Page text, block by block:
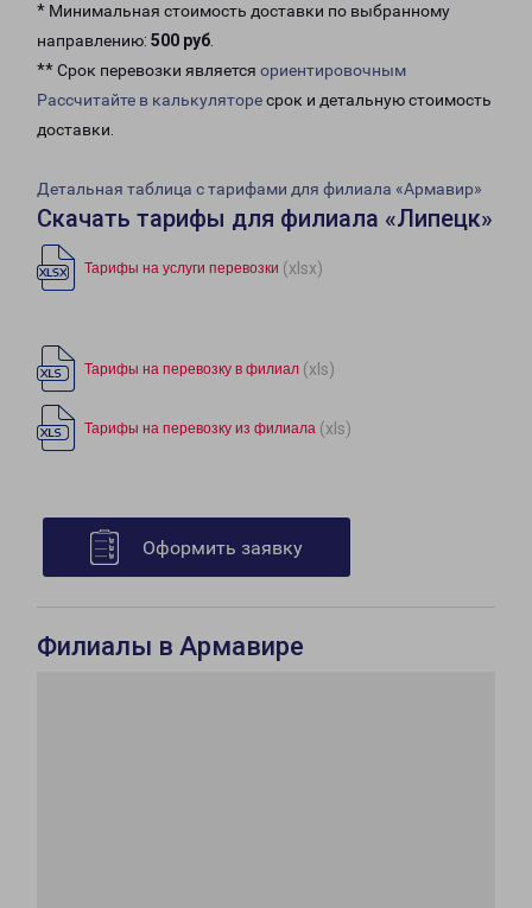
* Минимальная стоимость доставки по выбранному
направлению: 500 руб.
** Срок перевозки является ориентировочным
Рассчитайте в калькуляторесрок и детальную стоимость
доставки.
Детальная таблица с тарифами для филиала «Армавир»
Скачать тарифы для филиала «Липецк»
Тарифы на услуги перевозки (xlsx)
Тарифы на перевозку в филиал (xls)
Тарифы на перевозку из филиала (xls)
Оформить заявку
Филиалы в Армавире